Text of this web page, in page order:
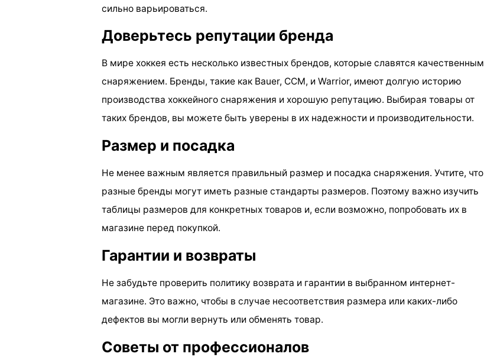
сильно варьироваться.
Доверьтесь репутации бренда
В мире хоккея есть несколько известных брендов, которые славятся качественным
снаряжением. Бренды, такие как Bauer, CCM, и Warrior, имеют долгую историю
производства хоккейного снаряжения и хорошую репутацию. Выбирая товары от
таких брендов, вы можете быть уверены в их надежности и производительности.
Размер и посадка
Не менее важным является правильный размер и посадка снаряжения. Учтите, что
разные бренды могут иметь разные стандарты размеров. Поэтому важно изучить
таблицы размеров для конкретных товаров и, если возможно, попробовать их в
магазине перед покупкой.
Гарантии и возвраты
Не забудьте проверить политику возврата и гарантии в выбранном интернет-
магазине. Это важно, чтобы в случае несоответствия размера или каких-либо
дефектов вы могли вернуть или обменять товар.
Советы от профессионалов